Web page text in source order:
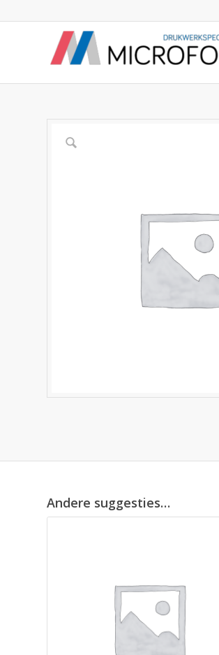
Andere suggesties…